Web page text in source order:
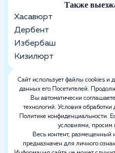
Также
Хасавюрт
Дербент
Избербаш
Кизилюрт
Сайт использует файлы cookies и
данных его Посетителей.
Вы автоматически
технологий. Условия
Политике конфиденциальности.
условиями, просим
Весь контент, размещенный
предназначен для личного